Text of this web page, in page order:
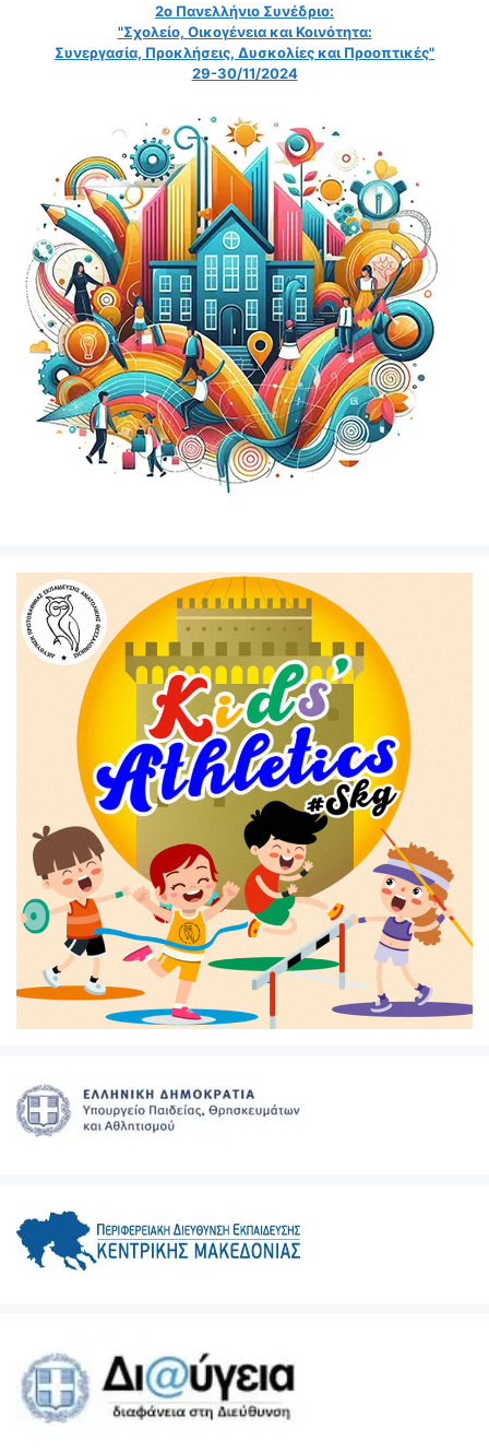
2ο Πανελλήνιο Συνέδριο:
"Σχολείο, Οικογένεια και Κοινότητα:
Συνεργασία, Προκλήσεις, Δυσκολίες και Προοπτικές"
29-30/11/2024